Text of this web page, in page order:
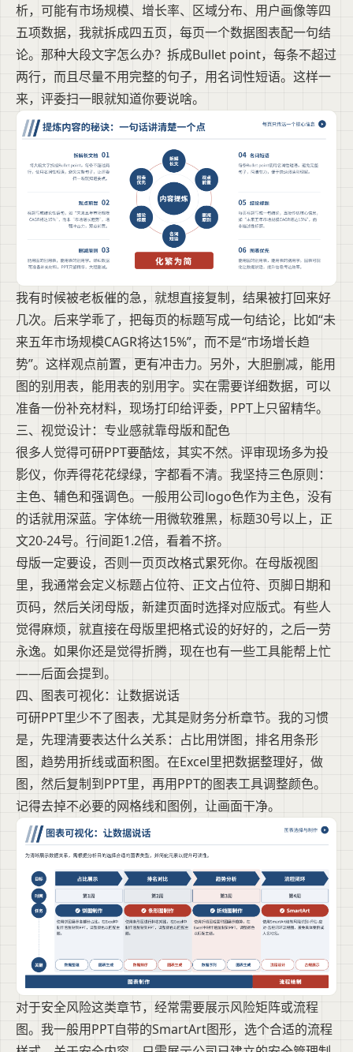
析，可能有市场规模、增长率、区域分布、用户画像等四
五项数据，我就拆成四五页，每页一个数据图表配一句结
论。那种大段文字怎么办？拆成Bullet point，每条不超过
两行，而且尽量不用完整的句子，用名词性短语。这样一
来，评委扫一眼就知道你要说啥。
我有时候被老板催的急，就想直接复制，结果被打回来好
几次。后来学乖了，把每页的标题写成一句结论，比如“未
来五年市场规模CAGR将达15%”，而不是“市场增长趋
势”。这样观点前置，更有冲击力。另外，大胆删减，能用
图的别用表，能用表的别用字。实在需要详细数据，可以
准备一份补充材料，现场打印给评委，PPT上只留精华。
三、视觉设计：专业感就靠母版和配色
很多人觉得可研PPT要酷炫，其实不然。评审现场多为投
影仪，你弄得花花绿绿，字都看不清。我坚持三色原则：
主色、辅色和强调色。一般用公司logo色作为主色，没有
的话就用深蓝。字体统一用微软雅黑，标题30号以上，正
文20-24号。行间距1.2倍，看着不挤。
母版一定要设，否则一页页改格式累死你。在母版视图
里，我通常会定义标题占位符、正文占位符、页脚日期和
页码，然后关闭母版，新建页面时选择对应版式。有些人
觉得麻烦，就直接在母版里把格式设的好好的，之后一劳
永逸。如果你还是觉得折腾，现在也有一些工具能帮上忙
——后面会提到。
四、图表可视化：让数据说话
可研PPT里少不了图表，尤其是财务分析章节。我的习惯
是，先理清要表达什么关系：占比用饼图，排名用条形
图，趋势用折线或面积图。在Excel里把数据整理好，做
图，然后复制到PPT里，再用PPT的图表工具调整颜色。
记得去掉不必要的网格线和图例，让画面干净。
对于安全风险这类章节，经常需要展示风险矩阵或流程
图。我一般用PPT自带的SmartArt图形，选个合适的流程